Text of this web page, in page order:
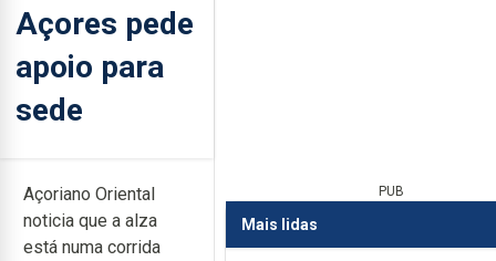
Açores pede
apoio para
sede
Açoriano Oriental
noticia que a alza
está numa corrida
PUB
Mais lidas